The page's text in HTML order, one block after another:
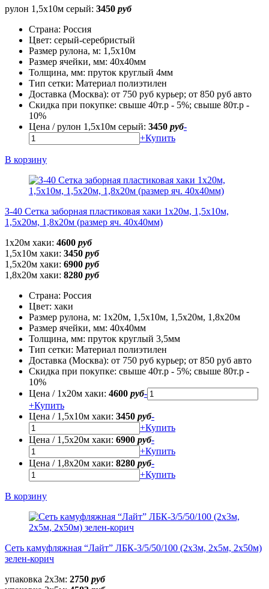
рулон 1,5х10м серый: 3450 руб
Страна: Россия
Цвет: серый-серебристый
Размер рулона, м: 1,5х10м
Размер ячейки, мм: 40х40мм
Толщина, мм: пруток круглый 4мм
Тип сетки: Материал полиэтилен
Доставка (Москва): от 750 руб курьер; от 850 руб авто
Скидка при покупке: свыше 40т.р - 5%; свыше 80т.р -
10%
Цена / рулон 1,5х10м серый: 3450 руб-
+Купить
В корзину
З-40 Сетка заборная пластиковая хаки 1х20м, 1,5х10м,
1,5х20м, 1,8х20м (размер яч. 40х40мм)
1х20м хаки: 4600 руб
1,5х10м хаки: 3450 руб
1,5х20м хаки: 6900 руб
1,8х20м хаки: 8280 руб
Страна: Россия
Цвет: хаки
Размер рулона, м: 1х20м, 1,5х10м, 1,5х20м, 1,8х20м
Размер ячейки, мм: 40х40мм
Толщина, мм: пруток круглый 3,5мм
Тип сетки: Материал полиэтилен
Доставка (Москва): от 750 руб курьер; от 850 руб авто
Скидка при покупке: свыше 40т.р - 5%; свыше 80т.р -
10%
Цена / 1х20м хаки: 4600 руб-
+Купить
Цена / 1,5х10м хаки: 3450 руб-
+Купить
Цена / 1,5х20м хаки: 6900 руб-
+Купить
Цена / 1,8х20м хаки: 8280 руб-
+Купить
В корзину
Сеть камуфляжная “Лайт” ЛБК-3/5/50/100 (2х3м, 2х5м, 2х50м)
зелен-корич
упаковка 2х3м: 2750 руб